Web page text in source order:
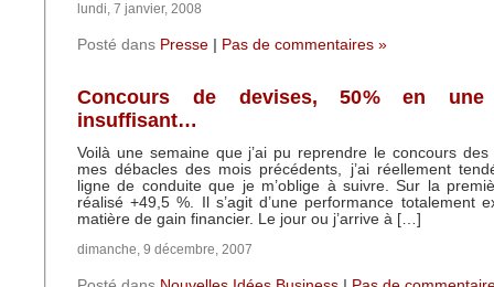
lundi, 7 janvier, 2008
Posté dans Presse Pas de commentaires »
Concours de devises, 50% en une
insuffisant…
Voilà une semaine que j’ai pu reprendre le concours
mes débacles des mois précédents, j’ai réellement
ligne de conduite que je m’oblige à suivre. Sur la
réalisé +49,5 %. Il s’agit d’une performance totalement
matière de gain financier. Le jour ou j’arrive à […]
dimanche, 9 décembre, 2007